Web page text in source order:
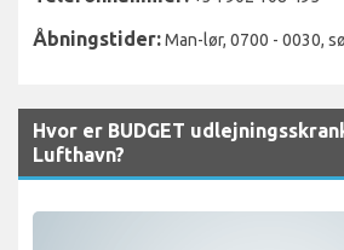
Åbningstider:Man-lør, 0700 - 0030,
Hvor er BUDGET
Lufthavn?